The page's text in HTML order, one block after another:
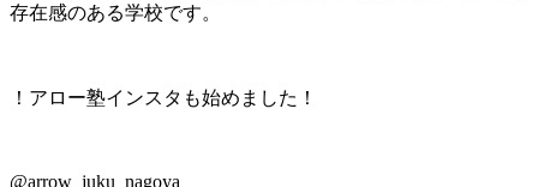
存在感のある学校です。
！アロー塾インスタも始めました！
@arrow_juku_nagoya